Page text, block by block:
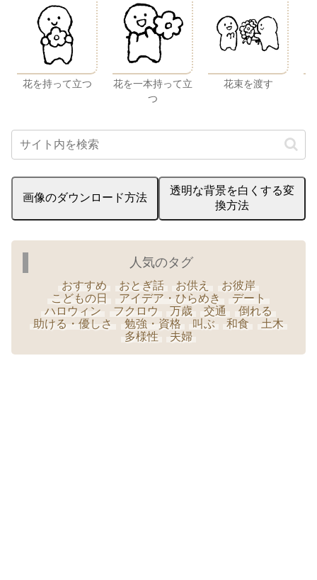
花を持って立つ
花を一本持って立
つ
花束を渡す
画像のダウンロード方法
透明な背景を白くする変
換方法
人気のタグ
おすすめ おとぎ話 お供え
お彼岸
こどもの日
アイデア・ひらめき
デート
ハロウィン
フクロウ 万歳 交通
倒れる
助ける・優しさ
勉強・資格 叫ぶ 和食
土木
多様性
夫婦